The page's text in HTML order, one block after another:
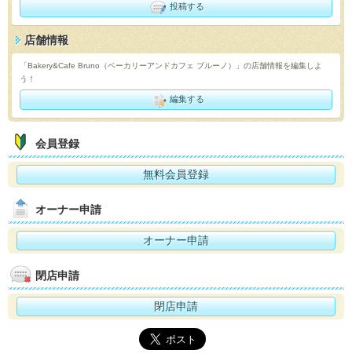
投稿する
店舗情報
「Bakery&Cafe Bruno（ベーカリーアンドカフェ ブルーノ）」の店舗情報を編集しよ
う！
編集する
会員登録
無料会員登録
オーナー申請
オーナー申請
閉店申請
閉店申請